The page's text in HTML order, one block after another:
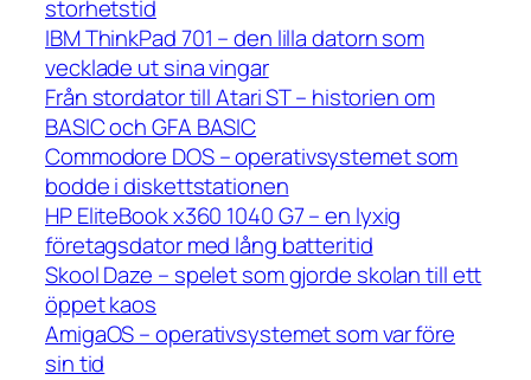
storhetstid
IBM ThinkPad 701 – den lilla datorn som
vecklade ut sina vingar
Från stordator till Atari ST – historien om
BASIC och GFA BASIC
Commodore DOS – operativsystemet som
bodde i diskettstationen
HP EliteBook x360 1040 G7 – en lyxig
företagsdator med lång batteritid
Skool Daze – spelet som gjorde skolan till ett
öppet kaos
AmigaOS – operativsystemet som var före
sin tid